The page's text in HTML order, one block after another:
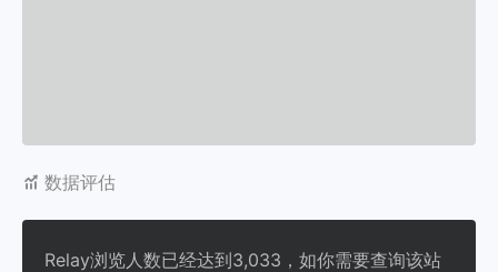
数据评估
Relay浏览人数已经达到3,033，如你需要查询该站